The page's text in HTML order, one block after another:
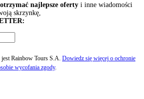
najlepsze oferty i inne wiadomości
skrzynkę,
Rainbow Tours S.A. Dowiedz się więcej o ochronie
wycofania zgody.